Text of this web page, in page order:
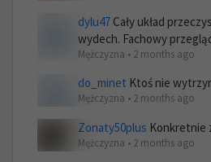
dylu47 Cały układ
wydech. Fachowy
Mężczyzna • 2 months ago
do_minet Ktoś nie
Mężczyzna • 2 months ago
Zonaty50plus Konkretnie
Mężczyzna • 2 months ago